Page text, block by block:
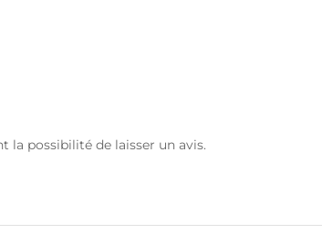
la possibilité de laisser un avis.